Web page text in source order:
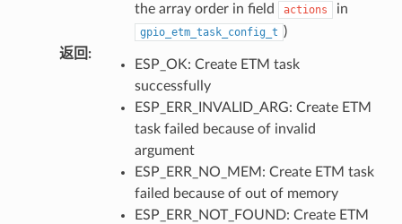
the array order in field
actions in
gpio_etm_task_config_t )
返回:
ESP_OK: Create ETM task
successfully
ESP_ERR_INVALID_ARG: Create ETM
task failed because of invalid
argument
ESP_ERR_NO_MEM: Create ETM task
failed because of out of memory
ESP_ERR_NOT_FOUND: Create ETM